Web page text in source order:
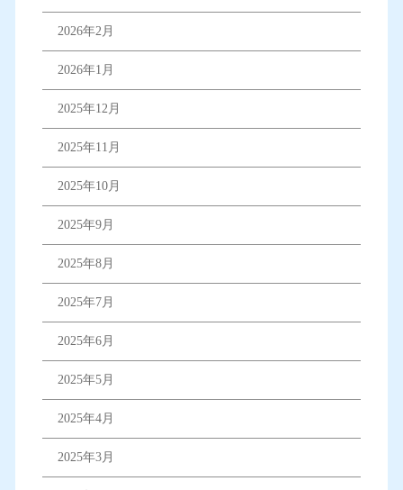
2026年2月
2026年1月
2025年12月
2025年11月
2025年10月
2025年9月
2025年8月
2025年7月
2025年6月
2025年5月
2025年4月
2025年3月